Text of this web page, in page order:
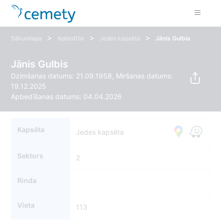
Sākumlapa > Apbedītie > Jedes kapsēta > Jānis Gulbis
Jānis Gulbis
Dzimšanas datums: 21.09.1958, Miršanas datums:
19.12.2025
Apbedīšanas datums: 04.04.2026
Kapsēta Jedes kapsēta
Sektors 2
Rinda
Vieta 113